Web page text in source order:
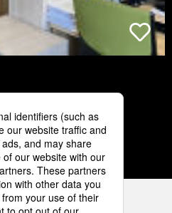
4 5 6
設備 SNSアカウント